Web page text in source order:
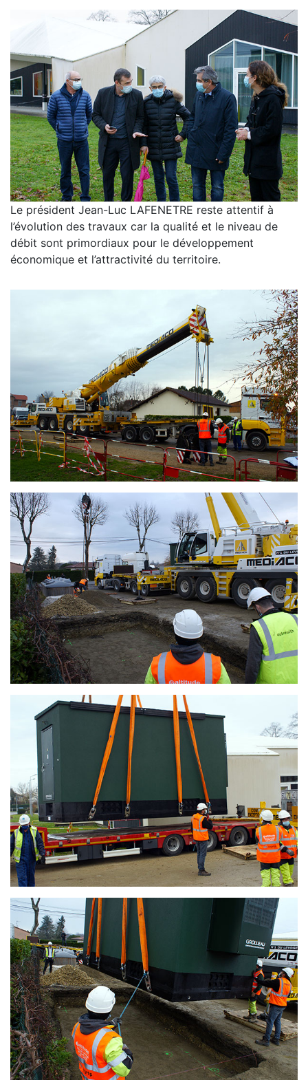
Le président Jean-Luc LAFENETRE reste attentif à
l’évolution des travaux car la qualité et le niveau de
débit sont primordiaux pour le développement
économique et l’attractivité du territoire.